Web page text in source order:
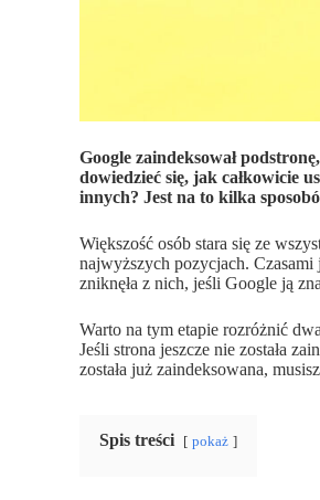
Google zaindeksował
dowiedzieć się, jak całkowicie
innych? Jest na to kilka
Większość osób stara się ze
najwyższych pozycjach.
zniknęła z nich, jeśli Google ją
Warto na tym etapie rozróżnić
Jeśli strona jeszcze nie została
została już zaindeksowana,
Spis treści pokaż